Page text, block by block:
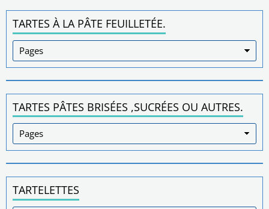
TARTES À LA PÂTE FEUILLETÉE.
TARTES PÂTES BRISÉES ,SUCRÉES OU AUTRES.
TARTELETTES